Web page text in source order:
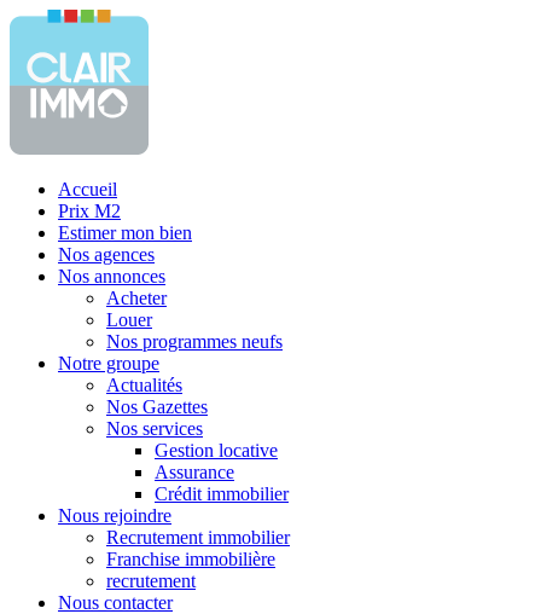
Accueil
Prix M2
Estimer mon bien
Nos agences
Nos annonces
Acheter
Louer
Nos programmes neufs
Notre groupe
Actualités
Nos Gazettes
Nos services
Gestion locative
Assurance
Crédit immobilier
Nous rejoindre
Recrutement immobilier
Franchise immobilière
recrutement
Nous contacter